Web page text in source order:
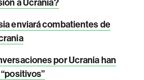
a Ucrania?
enviará combatientes de
por Ucrania han